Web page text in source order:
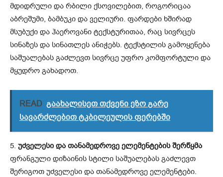
მდიდრული და რბილი ქსოვილებით, როგორიცაა
აბრეშუმი, ბამბუკი და ველიური. ფარდები ხშირად
მსუბუქი და ჰაეროვანი ტექსტურითაა, რაც სივრცეს
სინაზეს და სინათლეს ანიჭებს. ტექსტილის გამოყენება
საშუალებას გაძლევთ სივრცე უფრო კომფორტული და
მყუდრო გახადოთ.
READ გაახალისეთ თქვენი ეზო გარე
სავარძლებით ტკბილეულის ფერებში
5. უძველესი და თანამედროვე ელემენტების შერწყმა
ფრანგული დიზაინის სტილი საშუალებას გაძლევთ
შერიგოთ უძველესი და თანამედროვე ელემენტები.